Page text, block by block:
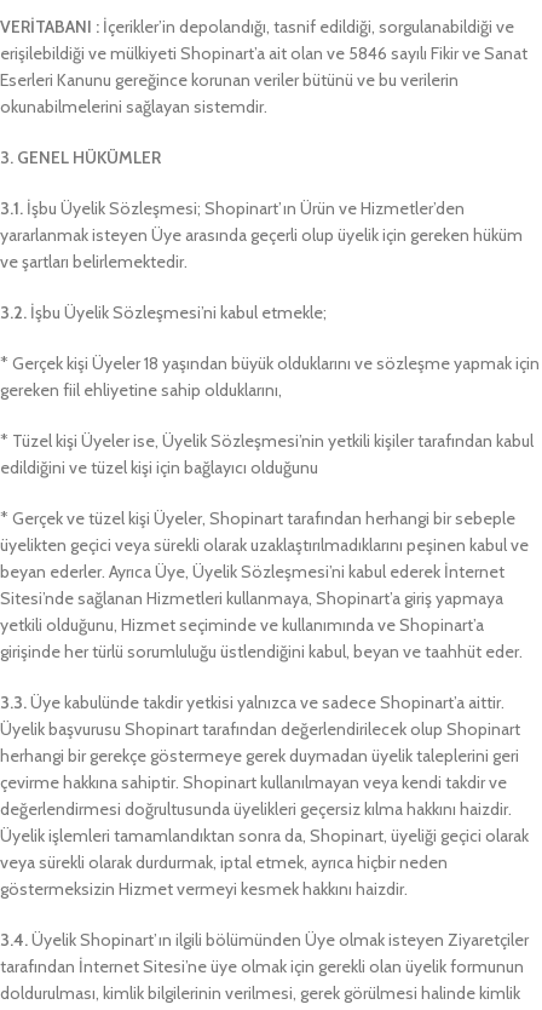
VERİTABANI : İçerikler’in depolandığı, tasnif edildiği, sorgulanabildiği ve
erişilebildiği ve mülkiyeti Shopinart’a ait olan ve 5846 sayılı Fikir ve Sanat
Eserleri Kanunu gereğince korunan veriler bütünü ve bu verilerin
okunabilmelerini sağlayan sistemdir.
3. GENEL HÜKÜMLER
3.1. İşbu Üyelik Sözleşmesi; Shopinart’ın Ürün ve Hizmetler’den
yararlanmak isteyen Üye arasında geçerli olup üyelik için gereken hüküm
ve şartları belirlemektedir.
3.2. İşbu Üyelik Sözleşmesi’ni kabul etmekle;
* Gerçek kişi Üyeler 18 yaşından büyük olduklarını ve sözleşme yapmak için
gereken fiil ehliyetine sahip olduklarını,
* Tüzel kişi Üyeler ise, Üyelik Sözleşmesi’nin yetkili kişiler tarafından kabul
edildiğini ve tüzel kişi için bağlayıcı olduğunu
* Gerçek ve tüzel kişi Üyeler, Shopinart tarafından herhangi bir sebeple
üyelikten geçici veya sürekli olarak uzaklaştırılmadıklarını peşinen kabul ve
beyan ederler. Ayrıca Üye, Üyelik Sözleşmesi’ni kabul ederek İnternet
Sitesi’nde sağlanan Hizmetleri kullanmaya, Shopinart’a giriş yapmaya
yetkili olduğunu, Hizmet seçiminde ve kullanımında ve Shopinart’a
girişinde her türlü sorumluluğu üstlendiğini kabul, beyan ve taahhüt eder.
3.3.Üye kabulünde takdir yetkisi yalnızca ve sadece Shopinart’a aittir.
Üyelik başvurusu Shopinart tarafından değerlendirilecek olup Shopinart
herhangi bir gerekçe göstermeye gerek duymadan üyelik taleplerini geri
çevirme hakkına sahiptir. Shopinart kullanılmayan veya kendi takdir ve
değerlendirmesi doğrultusunda üyelikleri geçersiz kılma hakkını haizdir.
Üyelik işlemleri tamamlandıktan sonra da, Shopinart, üyeliği geçici olarak
veya sürekli olarak durdurmak, iptal etmek, ayrıca hiçbir neden
göstermeksizin Hizmet vermeyi kesmek hakkını haizdir.
3.4.Üyelik Shopinart’ın ilgili bölümünden Üye olmak isteyen Ziyaretçiler
tarafından İnternet Sitesi’ne üye olmak için gerekli olan üyelik formunun
doldurulması, kimlik bilgilerinin verilmesi, gerek görülmesi halinde kimlik